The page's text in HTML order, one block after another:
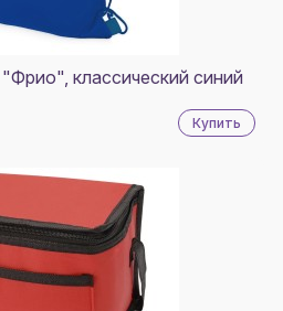
СИНИЙ
классический синий
Купить